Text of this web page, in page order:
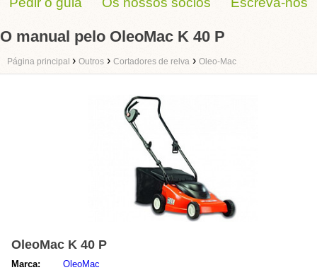
O manual pelo OleoMac K 40 P
Página principal › Outros › Cortadores de relva › Oleo-Mac
OleoMac K 40 P
Marca:
OleoMac